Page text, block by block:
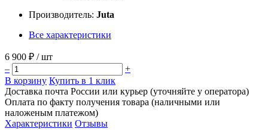
Производитель: Juta
Все характеристики
6 900 ₽ / шт
–
+
В корзину Купить в 1 клик
Доставка почта России или курьер (уточняйте у оператора)
Оплата по факту получения товара (наличными или
наложеным платежом)
Характеристики Отзывы